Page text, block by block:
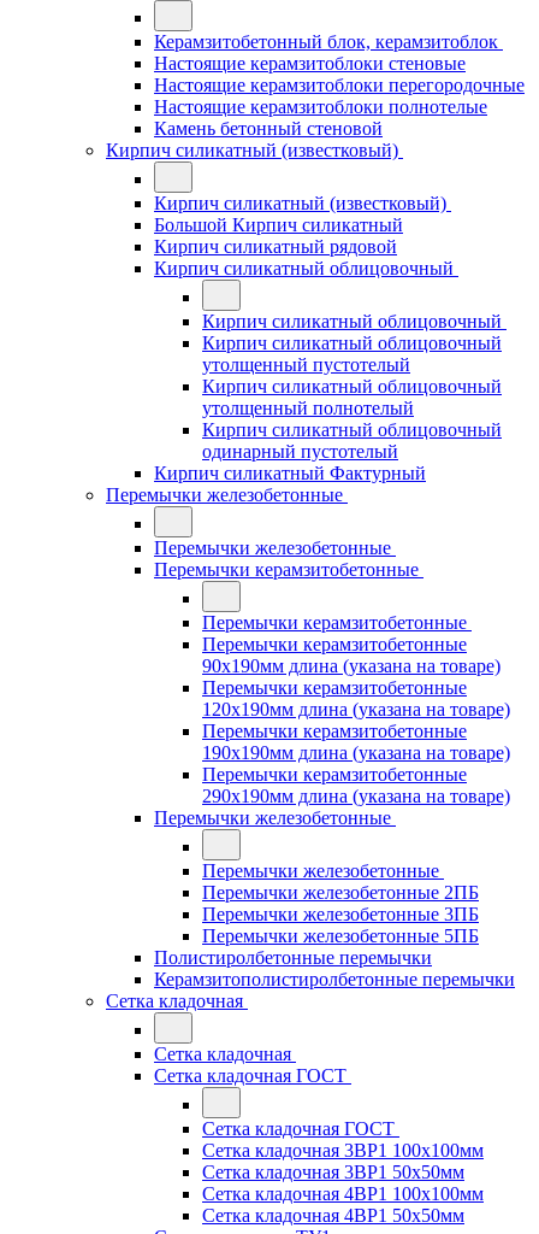
Керамзитобетонный блок, керамзитоблок
Настоящие керамзитоблоки стеновые
Настоящие керамзитоблоки перегородочные
Настоящие керамзитоблоки полнотелые
Камень бетонный стеновой
Кирпич силикатный (известковый)
Кирпич силикатный (известковый)
Большой Кирпич силикатный
Кирпич силикатный рядовой
Кирпич силикатный облицовочный
Кирпич силикатный облицовочный
Кирпич силикатный облицовочный
утолщенный пустотелый
Кирпич силикатный облицовочный
утолщенный полнотелый
Кирпич силикатный облицовочный
одинарный пустотелый
Кирпич силикатный Фактурный
Перемычки железобетонные
Перемычки железобетонные
Перемычки керамзитобетонные
Перемычки керамзитобетонные
Перемычки керамзитобетонные
90x190мм длина (указана на товаре)
Перемычки керамзитобетонные
120x190мм длина (указана на товаре)
Перемычки керамзитобетонные
190x190мм длина (указана на товаре)
Перемычки керамзитобетонные
290x190мм длина (указана на товаре)
Перемычки железобетонные
Перемычки железобетонные
Перемычки железобетонные 2ПБ
Перемычки железобетонные 3ПБ
Перемычки железобетонные 5ПБ
Полистиролбетонные перемычки
Керамзитополистиролбетонные перемычки
Сетка кладочная
Сетка кладочная
Сетка кладочная ГОСТ
Сетка кладочная ГОСТ
Сетка кладочная 3ВР1 100x100мм
Сетка кладочная 3ВР1 50x50мм
Сетка кладочная 4ВР1 100x100мм
Сетка кладочная 4ВР1 50x50мм